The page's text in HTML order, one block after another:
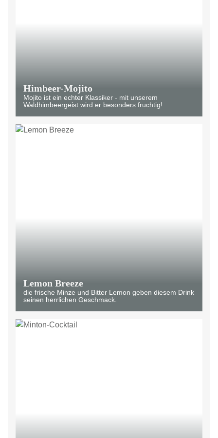
Himbeer-Mojito
Mojito ist ein echter Klassiker - mit unserem
Waldhimbeergeist wird er besonders fruchtig!
Lemon Breeze
die frische Minze und Bitter Lemon geben diesem Drink
seinen herrlichen Geschmack.